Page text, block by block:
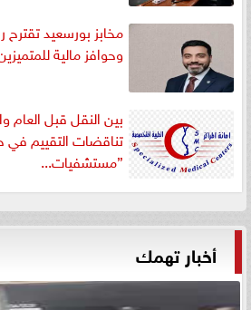
مخابز بورسعيد تقترح
وحوافز مالية
بين النقل قبل العام
تناقضات التقييم في
”مستشفيات...
أخبار تهمك